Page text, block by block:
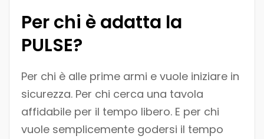
Per chi è adatta la
PULSE?
Per chi è alle prime armi e vuole iniziare in
sicurezza. Per chi cerca una tavola
affidabile per il tempo libero. E per chi
vuole semplicemente godersi il tempo